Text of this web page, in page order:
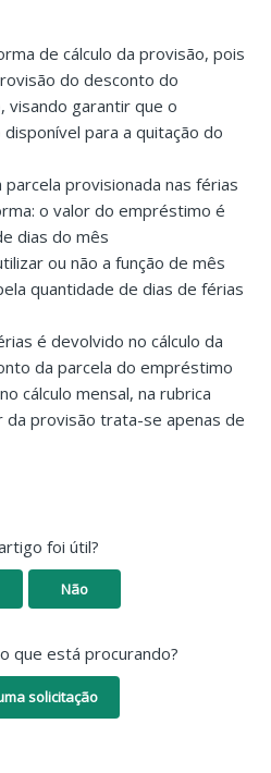
de cálculo da provisão, pois
do desconto do
visando garantir que o
para a quitação do
provisionada nas férias
o valor do empréstimo é
dias do mês
ou não a função de mês
quantidade de dias de férias
é devolvido no cálculo da
da parcela do empréstimo
cálculo mensal, na rubrica
da provisão trata-se apenas de
foi útil?
Não
que está procurando?
solicitação